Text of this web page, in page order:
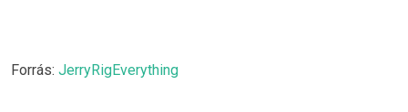
Forrás: JerryRigEverything